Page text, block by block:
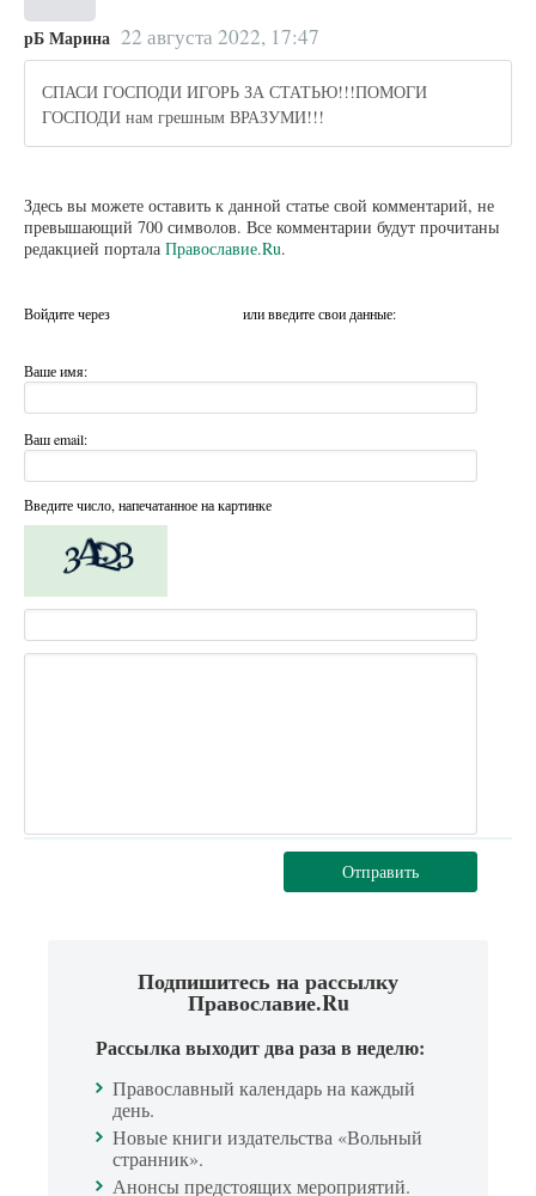
рБ Марина 22 августа 2022, 17:47
СПАСИ ГОСПОДИ ИГОРЬ ЗА СТАТЬЮ!!!ПОМОГИ
ГОСПОДИ нам грешным ВРАЗУМИ!!!
Здесь вы можете оставить к данной статье свой комментарий, не
превышающий 700 символов. Все комментарии будут прочитаны
редакцией портала Православие.Ru.
Войдите через или введите свои данные:
Ваше имя:
Ваш email:
Введите число, напечатанное на картинке
Отправить
Подпишитесь на рассылку
Православие.Ru
Рассылка выходит два раза в неделю:
Православный календарь на каждый
день.
Новые книги издательства «Вольный
странник».
Анонсы предстоящих мероприятий.